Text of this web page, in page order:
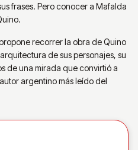
frases. Pero conocer a Mafalda
recorrer la obra de Quino
de sus personajes, su
de una mirada que convirtió a
argentino más leído del